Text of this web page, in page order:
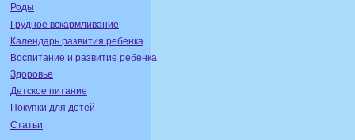
Роды
Грудное вскармливание
Календарь развития ребенка
Воспитание и развитие ребенка
Здоровье
Детское питание
Покупки для детей
Статьи